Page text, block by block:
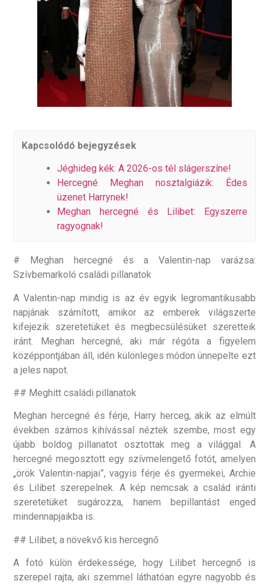
Kapcsolódó bejegyzések
Jéghideg kék: A 2026-os tél slágerszíne!
Hercegné Meghan nosztalgiázik: Édes
üzenet Harrynek!
Meghan hercegné és Lilibet: Egyszerre
ragyognak!
# Meghan hercegné és a Valentin-nap varázsa:
Szívbemarkoló családi pillanatok
A Valentin-nap mindig is az év egyik legromantikusabb
napjának számított, amikor az emberek világszerte
kifejezik szeretetüket és megbecsülésüket szeretteik
iránt. Meghan hercegné, aki már régóta a figyelem
középpontjában áll, idén különleges módon ünnepelte ezt
a jeles napot.
## Meghitt családi pillanatok
Meghan hercegné és férje, Harry herceg, akik az elmúlt
években számos kihívással néztek szembe, most egy
újabb boldog pillanatot osztottak meg a világgal. A
hercegné megosztott egy szívmelengető fotót, amelyen
„örök Valentin-napjai”, vagyis férje és gyermekei, Archie
és Lilibet szerepelnek. A kép nemcsak a család iránti
szeretetüket sugározza, hanem bepillantást enged
mindennapjaikba is.
## Lilibet, a növekvő kis hercegnő
A fotó külön érdekessége, hogy Lilibet hercegnő is
szerepel rajta, aki szemmel láthatóan egyre nagyobb és